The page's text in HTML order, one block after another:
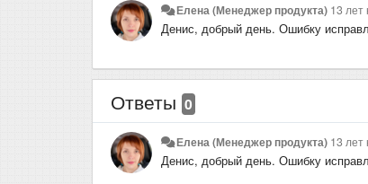
Елена (Менеджер продукта) 13 лет
Денис, добрый день. Ошибку
Ответы 0
Елена (Менеджер продукта) 13 лет
Денис, добрый день. Ошибку